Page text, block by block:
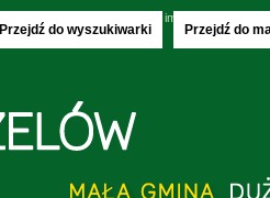
Przejdź do wyszukiwarki Przejdź do
imieniny: